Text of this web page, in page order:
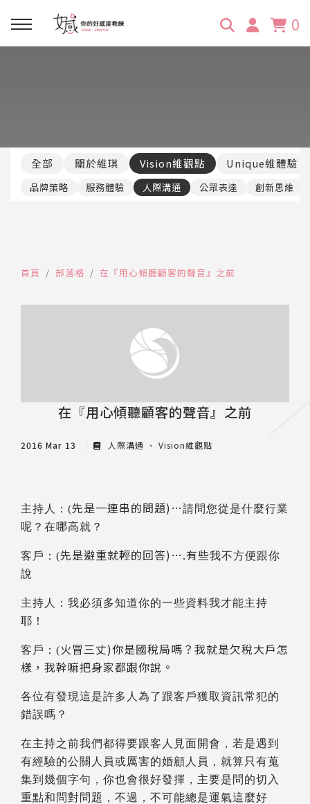
0
線上課程
嚴選商品
它站開課
合作邀約
品牌顧問
公眾表達影響力
創意活動企劃力
服務體驗設計課
維琪簡介
學員推薦
媒體報導
維體驗Unique
維觀點Vision
全部 關於維琪 Vision維觀點 Unique維體驗
品牌策略 服務體驗 人際溝通 公眾表達 創新思維
首頁 部落格 在『用心傾聽顧客的聲音』之前
在『用心傾聽顧客的聲音』之前
2016 Mar 13 人際溝通 Vision維觀點
主持人：(先是一連串的問題)…請問您從是什麼行業
呢 ？ 在哪高就 ？
客戶 ：(先是避重就輕的回答)….有些我不方便跟你
說
主持人 ： 我必須多知道你的一些資料我才能主持
耶 ！
客戶 ：(火冒三丈)你是國稅局嗎？我就是欠稅大戶怎
樣，我幹嘛把身家都跟你說。
各位有發現這是許多人為了跟客戶獲取資訊常犯的
錯誤嗎？
在主持之前我們都得要跟客人見面開會 ， 若是遇到
有經驗的公關人員或厲害的婚顧人員 ， 就算只有蒐
集到幾個字句 ， 你也會很好發揮 ， 主要是問的切入
重點和問對問題 ，不過，不可能總是運氣這麼好